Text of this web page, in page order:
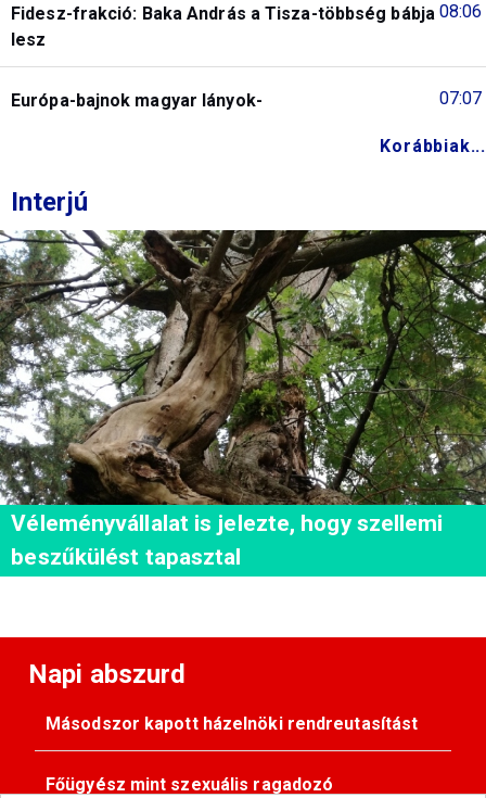
08:06
Fidesz-frakció: Baka András a Tisza-többség bábja
lesz
07:07
Európa-bajnok magyar lányok-
Korábbiak...
Interjú
Véleményvállalat is jelezte, hogy szellemi
beszűkülést tapasztal
Napi abszurd
Másodszor kapott házelnöki rendreutasítást
Főügyész mint szexuális ragadozó